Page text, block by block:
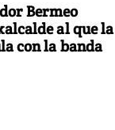
Bermeo
al que la
con la banda